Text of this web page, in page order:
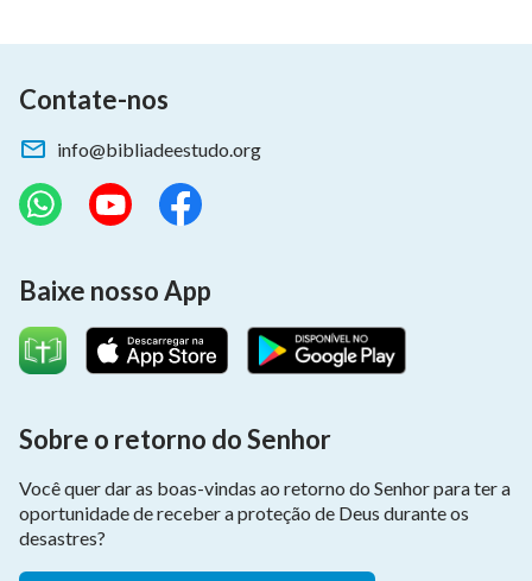
Contate-nos
info@bibliadeestudo.org
Baixe nosso App
Sobre o retorno do Senhor
Você quer dar as boas-vindas ao retorno do Senhor para ter a
oportunidade de receber a proteção de Deus durante os
desastres?